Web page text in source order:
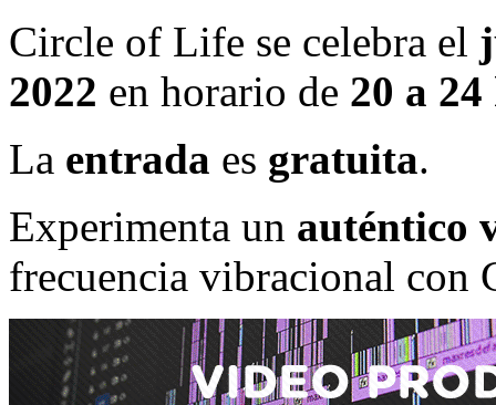
Circle of Life se celebra el
2022 en horario de 20 a
La entrada es gratuita.
Experimenta un auténtico
frecuencia vibracional con